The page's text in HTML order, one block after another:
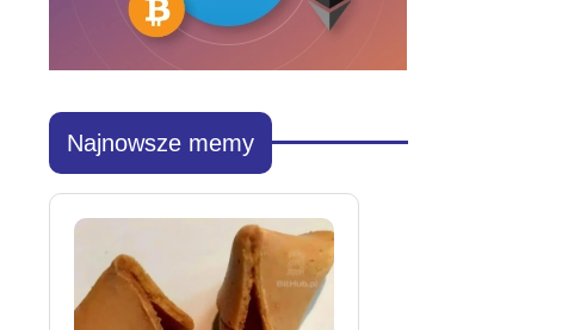
Najnowsze memy